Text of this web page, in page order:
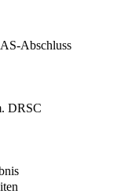
Abschluss
DRSC